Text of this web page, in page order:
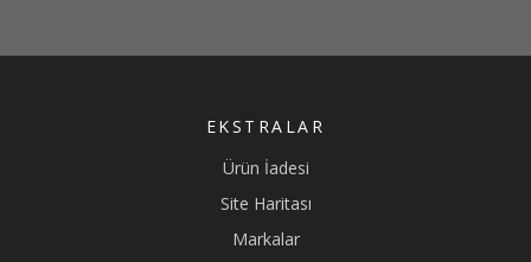
EKSTRALAR
Ürün İadesi
Site Haritası
Markalar